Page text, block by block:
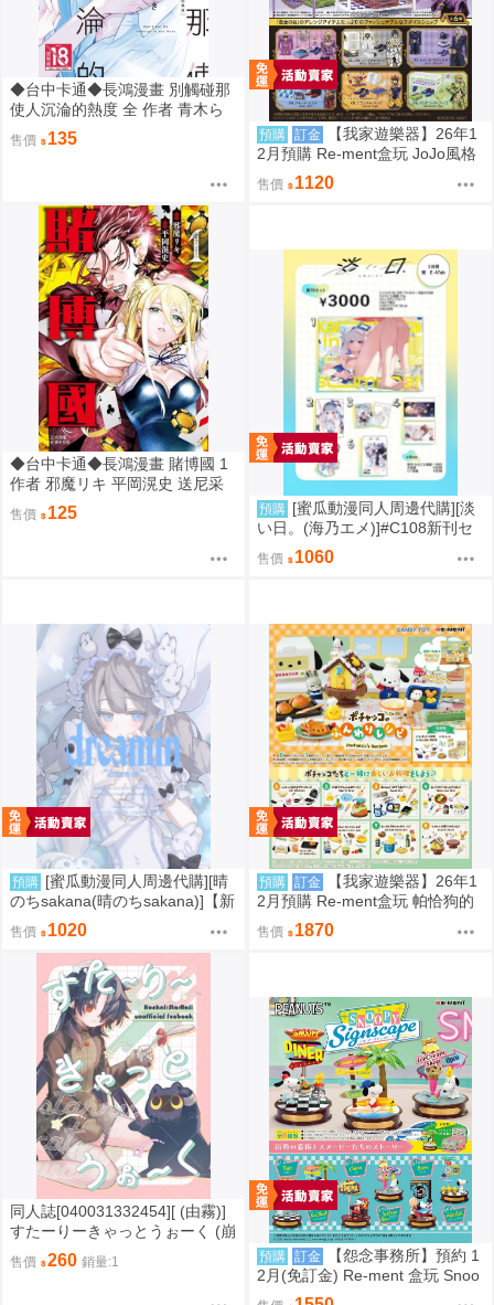
◆台中卡通◆長鴻漫畫 別觸碰那
使人沉淪的熱度 全 作者 青木ら
き 送尼采書套
售價 135 預購 訂金
【我家遊樂器】26年1
2月預購 Re-ment盒玩 JoJo風格
館 黃金之風
售價 1120
◆台中卡通◆長鴻漫畫 賭博國 1
作者 邪魔リキ 平岡滉史 送尼采
售價 125 預購 [蜜瓜動漫同人周邊代購][淡
い日。(海乃エメ)]#C108新刊セ
ット(Hololive)(同人誌)
售價 1060
預購 [蜜瓜動漫同人周邊代購][晴
のちsakana(晴のちsakana)]【新
刊セット】dreamin(同人誌)
售價 1020
預購 訂金
【我家遊樂器】26年1
2月預購 Re-ment盒玩 帕恰狗的
鬆軟食譜
售價 1870
同人誌[040031332454][ (由霧)]
すたーりーきゃっとうぉーく (崩
壞星穹鐵道)刃 景元
售價 260 銷量:1 預購 訂金
【怨念事務所】預約 1
2月(免訂金) Re-ment 盒玩 Snoo
py 史努比 街角招牌場景 中盒6入